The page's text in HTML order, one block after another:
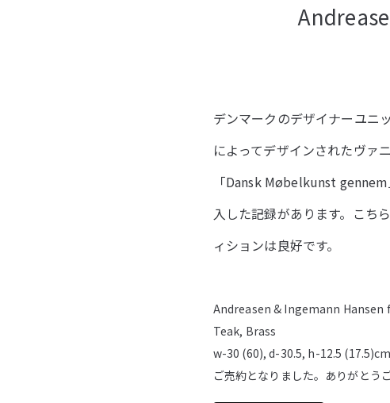
デンマークのデザイナーユニ
によってデザインされたヴァ
「Dansk Møbelkunst
入した記録があります。こち
ィションは良好です。
Andreasen & Ingemann Hansen
Teak, Brass
w-30 (60), d-30.5, h-12.5 (17.5)cm
ご売約となりました。ありがとう